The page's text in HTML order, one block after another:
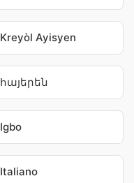
Kreyòl Ayisyen
հայերեն
Igbo
Italiano